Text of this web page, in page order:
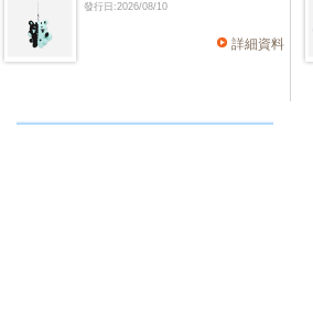
發行日:2026/08/10
詳細資料